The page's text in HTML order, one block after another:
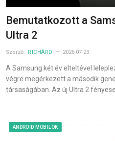
Bemutatkozott a
Ultra 2
Szerző: RICHÁRD 2026-07-23
A Samsung két év elteltével
végre megérkezett a második
társaságában. Az új Ultra 2
ANDROID MOBILOK